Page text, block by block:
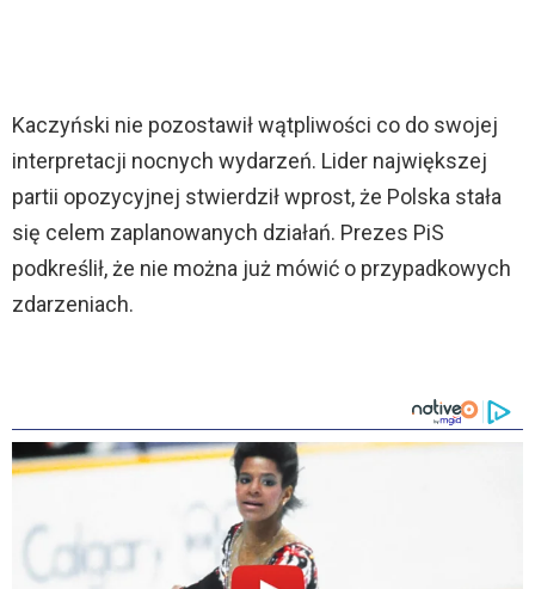
Kaczyński nie pozostawił wątpliwości co do swojej
interpretacji nocnych wydarzeń. Lider największej
partii opozycyjnej stwierdził wprost, że Polska stała
się celem zaplanowanych działań. Prezes PiS
podkreślił, że nie można już mówić o przypadkowych
zdarzeniach.